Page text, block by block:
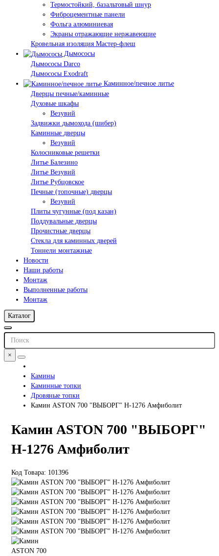
Термостойкий, базальтовый шнур
Фиброцементные панели
Фольга алюминиевая
Экраны отражающие нержавеющие
Кровельная изоляция Мастер-флеш
Дымососы
Дымососы Darco
Дымососы Exodraft
Каминное/печное литье
Дверцы печные/каминные
Духовые шкафы
Везувий
Задвижки дымохода (шибер)
Каминные дверцы
Везувий
Колосниковые решетки
Литье Балезино
Литье Везувий
Литье Рубцовское
Печные (топочные) дверцы
Везувий
Плиты чугунные (под казан)
Поддувальные дверцы
Прочистные дверцы
Стекла для каминных дверей
Тоннели монтажные
Новости
Наши работы
Монтаж
Выполненные работы
Монтаж
Каталог
×
Камины
Каминные топки
Дровяные топки
Камин ASTON 700 "ВЫБОРГ" Н-1276 Амфиболит
Камин ASTON 700 "ВЫБОРГ"
Н-1276 Амфиболит
Код Товара: 101396